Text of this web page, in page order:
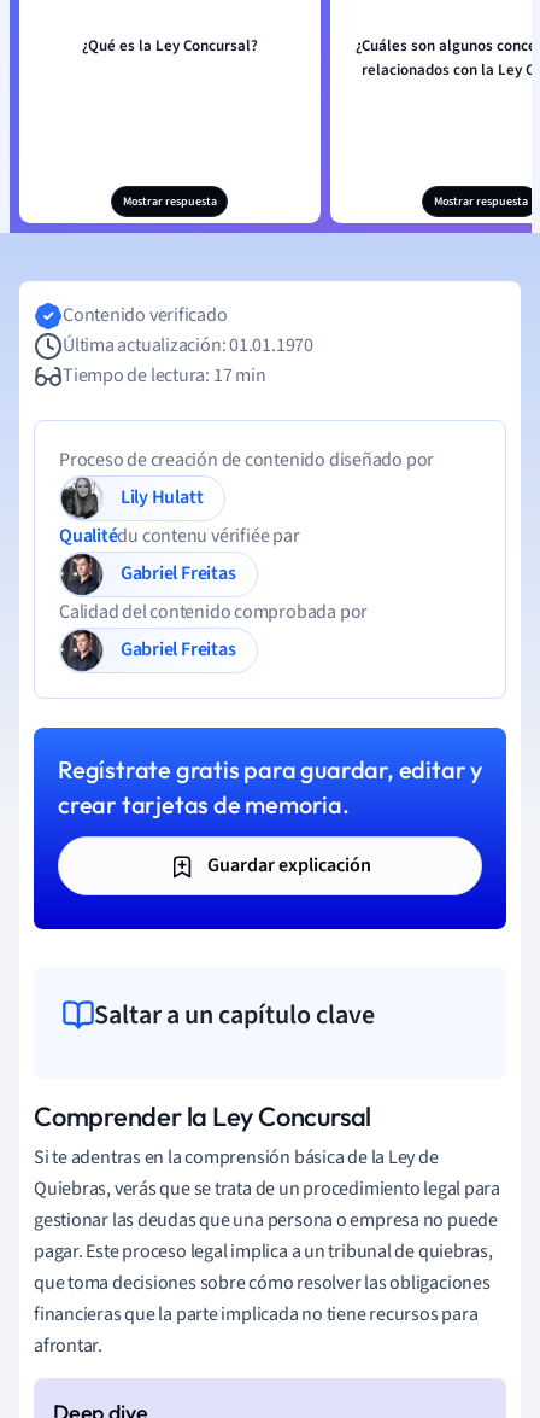
¿Qué es la Ley Concursal?
Mostrar respuesta
¿Cuáles son algunos
relacionados con la Ley
Mostrar respuesta
Contenido verificado
Última actualización: 01.01.1970
Tiempo de lectura: 17 min
Proceso de creación de contenido diseñado por
Lily Hulatt
Qualitédu contenu vérifiée par
Gabriel Freitas
Calidad del contenido comprobada por
Gabriel Freitas
Regístrate gratis para guardar, editar y
crear tarjetas de memoria.
Guardar explicación
Saltar a un capítulo clave
Comprender la Ley Concursal
Si te adentras en la comprensión básica de la Ley de
Quiebras, verás que se trata de un procedimiento legal para
gestionar las deudas que una persona o empresa no puede
pagar. Este proceso legal implica a un tribunal de quiebras,
que toma decisiones sobre cómo resolver las obligaciones
financieras que la parte implicada no tiene recursos para
afrontar.